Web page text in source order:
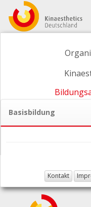
Basisbildung
Kontakt